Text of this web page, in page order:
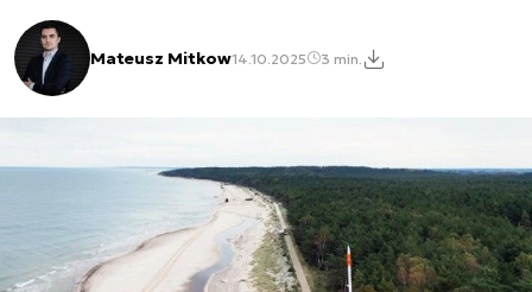
Mateusz Mitkow14.10.2025 3 min.